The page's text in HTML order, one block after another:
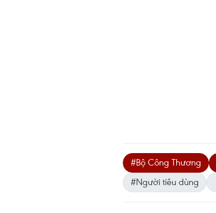
#Bộ Công Thương
#Người tiêu dùng